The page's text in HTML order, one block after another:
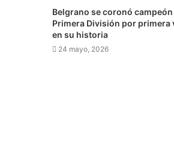
Belgrano se coronó campeón
Primera División por primera
en su historia
24 mayo, 2026